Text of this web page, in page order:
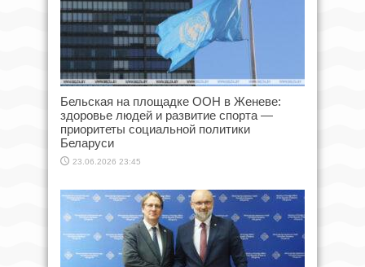
Бельская на площадке ООН в Женеве:
здоровье людей и развитие спорта —
приоритеты социальной политики
Беларуси
23.06.2026 23:45